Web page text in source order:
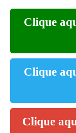
Clique
Clique
Clique